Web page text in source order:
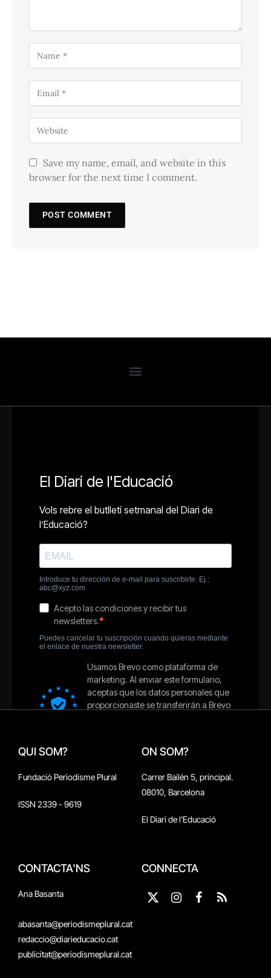
Save my name, email, and website in this
browser for the next time I comment.
QUI SOM?
Fundació Periodisme Plural
ISSN 2339 - 9619
ON SOM?
Carrer Bailén 5, principal.
08010, Barcelona
El Diari de l'Educació
CONTACTA'NS
Ana Basanta
abasanta@periodismeplural.cat
redaccio@diarieducacio.cat
publicitat@periodismeplural.cat
CONNECTA
X
Instagram
Facebook
RSS